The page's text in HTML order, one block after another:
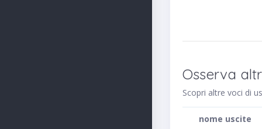
Osserva
Scopri altre voci di
nome uscite